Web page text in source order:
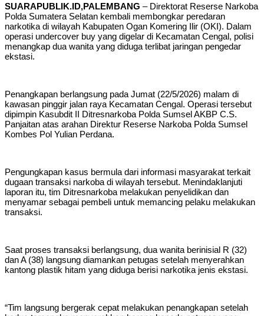
SUARAPUBLIK.ID,PALEMBANG – Direktorat Reserse Narkoba
Polda Sumatera Selatan kembali membongkar peredaran
narkotika di wilayah Kabupaten Ogan Komering Ilir (OKI). Dalam
operasi undercover buy yang digelar di Kecamatan Cengal, polisi
menangkap dua wanita yang diduga terlibat jaringan pengedar
ekstasi.
Penangkapan berlangsung pada Jumat (22/5/2026) malam di
kawasan pinggir jalan raya Kecamatan Cengal. Operasi tersebut
dipimpin Kasubdit II Ditresnarkoba Polda Sumsel AKBP C.S.
Panjaitan atas arahan Direktur Reserse Narkoba Polda Sumsel
Kombes Pol Yulian Perdana.
Pengungkapan kasus bermula dari informasi masyarakat terkait
dugaan transaksi narkoba di wilayah tersebut. Menindaklanjuti
laporan itu, tim Ditresnarkoba melakukan penyelidikan dan
menyamar sebagai pembeli untuk memancing pelaku melakukan
transaksi.
Saat proses transaksi berlangsung, dua wanita berinisial R (32)
dan A (38) langsung diamankan petugas setelah menyerahkan
kantong plastik hitam yang diduga berisi narkotika jenis ekstasi.
“Tim langsung bergerak cepat melakukan penangkapan setelah